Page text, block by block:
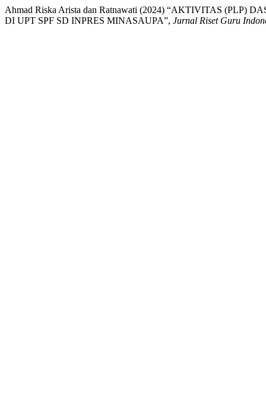
Ahmad Riska Arista dan Ratnawati (2024) “AKTIVITAS
DI UPT SPF SD INPRES MINASAUPA”, Jurnal Riset Guru